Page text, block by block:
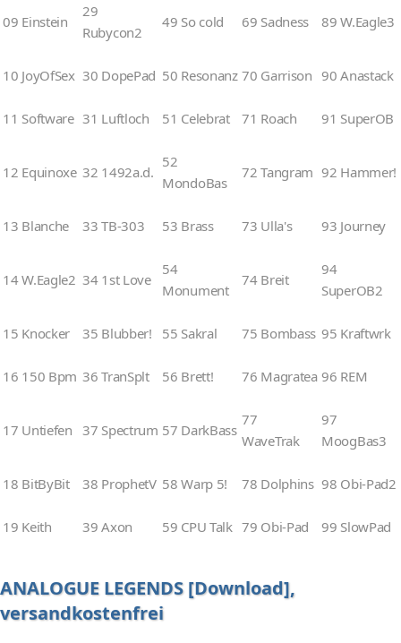
09 Einstein
29
Rubycon2
49 So cold 69 Sadness 89 W.Eagle3
10 JoyOfSex 30 DopePad 50 Resonanz 70 Garrison 90 Anastack
11 Software 31 Luftloch 51 Celebrat 71 Roach 91 SuperOB
12 Equinoxe 32 1492a.d.
52
MondoBas
72 Tangram 92 Hammer!
13 Blanche 33 TB-303 53 Brass 73 Ulla's 93 Journey
14 W.Eagle2 34 1st Love
54
Monument
74 Breit
94
SuperOB2
15 Knocker 35 Blubber! 55 Sakral 75 Bombass 95 Kraftwrk
16 150 Bpm 36 TranSplt 56 Brett! 76 Magratea 96 REM
17 Untiefen 37 Spectrum 57 DarkBass
77
WaveTrak
97
MoogBas3
18 BitByBit 38 ProphetV 58 Warp 5! 78 Dolphins 98 Obi-Pad2
19 Keith 39 Axon 59 CPU Talk 79 Obi-Pad 99 SlowPad
ANALOGUE LEGENDS [Download],
versandkostenfrei